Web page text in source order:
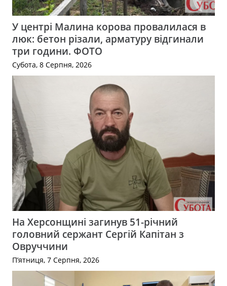
У центрі Малина корова провалилася в
люк: бетон різали, арматуру відгинали
три години. ФОТО
Субота, 8 Серпня, 2026
На Херсонщині загинув 51-річний
головний сержант Сергій Капітан з
Овруччини
П’ятниця, 7 Серпня, 2026